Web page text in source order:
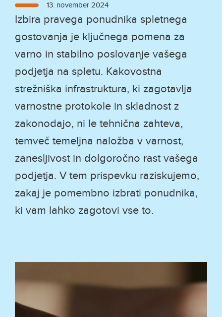
Objavljeno
dne
13. november 2024
Izbira pravega ponudnika spletnega
gostovanja je ključnega pomena za
varno in stabilno poslovanje vašega
podjetja na spletu. Kakovostna
strežniška infrastruktura, ki zagotavlja
varnostne protokole in skladnost z
zakonodajo, ni le tehnična zahteva,
temveč temeljna naložba v varnost,
zanesljivost in dolgoročno rast vašega
podjetja. V tem prispevku raziskujemo,
zakaj je pomembno izbrati ponudnika,
ki vam lahko zagotovi vse to.